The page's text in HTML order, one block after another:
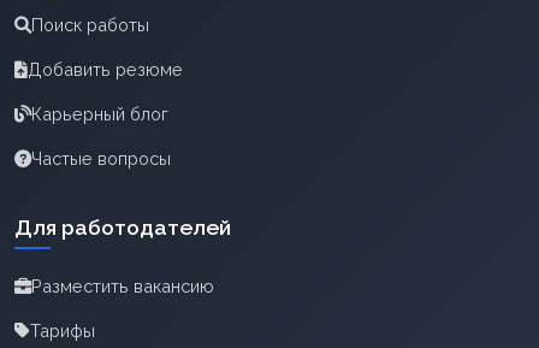
Поиск работы
Добавить резюме
Карьерный блог
Частые вопросы
Для работодателей
Разместить вакансию
Тарифы